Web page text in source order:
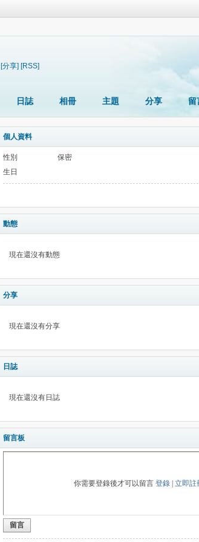
[分享] [RSS]
日誌 相冊 主題 分享 留
個人資料
性別
保密
生日
動態
現在還沒有動態
分享
現在還沒有分享
日誌
現在還沒有日誌
留言板
你需要登錄後才可以留言 登錄| 立即註
留言